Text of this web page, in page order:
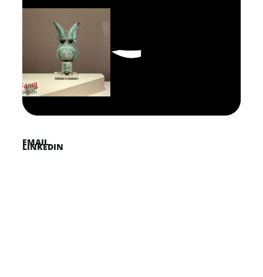
FACEBOOK
PINTEREST
TWITTER
LINKEDIN
EMAIL